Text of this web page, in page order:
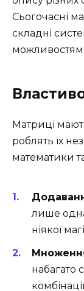
Сьогочасні
складні
Матриці
роблять їх
математики
лише
ніякої
набагато